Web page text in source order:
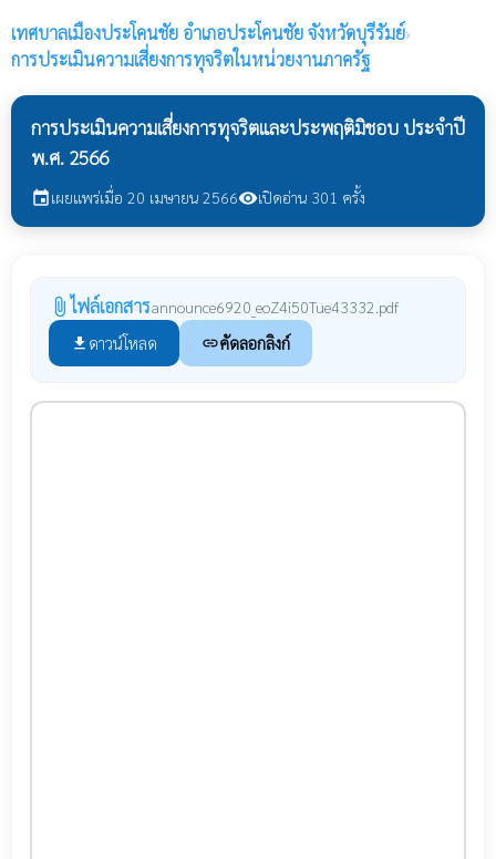
เทศบาลเมืองประโคนชัย อำเภอประโคนชัย จังหวัดบุรีรัมย์›
การประเมินความเสี่ยงการทุจริตในหน่วยงานภาครัฐ
การประเมินความเสี่ยงการทุจริตและประพฤติมิชอบ ประจำปี
พ.ศ. 2566
eventเผยแพร่เมื่อ 20 เมษายน 2566visibilityเปิดอ่าน 301 ครั้ง
attach_file ไฟล์เอกสารannounce6920_eoZ4i50Tue43332.pdf
file_download ดาวน์โหลด linkคัดลอกลิงก์